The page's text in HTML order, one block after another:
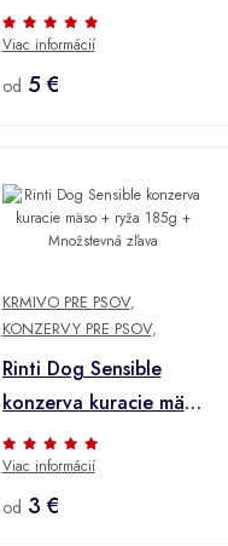
Množstevná zľava
Viac informácií
od 5 €
KRMIVO PRE PSOV,
KONZERVY PRE PSOV,
Rinti Dog Sensible
konzerva kuracie mäso
+ ryža 185g +
Množstevná zľava
Viac informácií
od 3 €